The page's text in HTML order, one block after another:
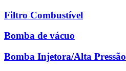
Filtro Combustível
Bomba de vácuo
Bomba Injetora/Alta Pressão